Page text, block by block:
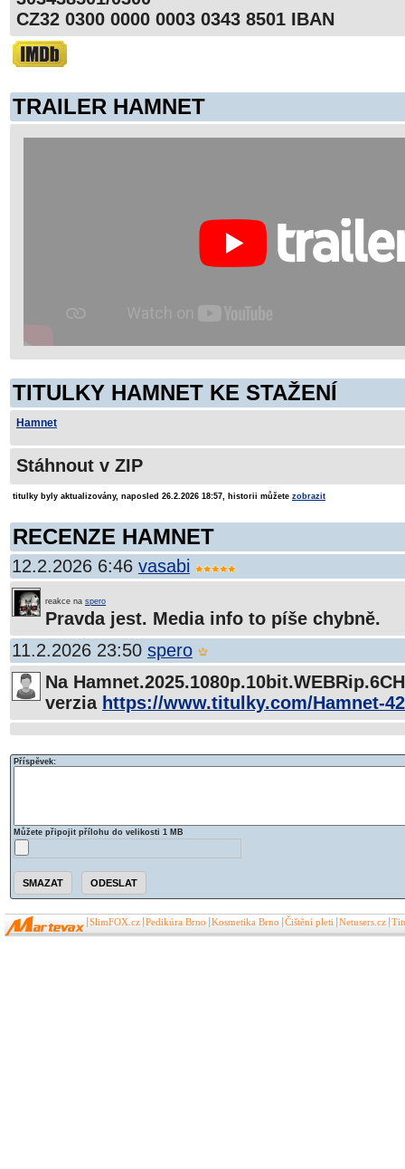
CZ32 0300 0000 0003 0343 8501 IBAN
TRAILER HAMNET
TITULKY HAMNET KE STAŽENÍ
Hamnet
Stáhnout v ZIP
titulky byly aktualizovány, naposled 26.2.2026 18:57, historii můžete zobrazit
RECENZE HAMNET
12.2.2026 6:46 vasabi
reakce na spero
Pravda jest. Media info to píše chybně.
11.2.2026 23:50 spero
Na
verzia https://www.titulky.com/Hamnet-
Příspěvek:
Můžete připojit přílohu do velikosti 1 MB
SlimFOX.cz Pedikúra Brno Kosmetika Brno Čištění pleti Netusers.cz